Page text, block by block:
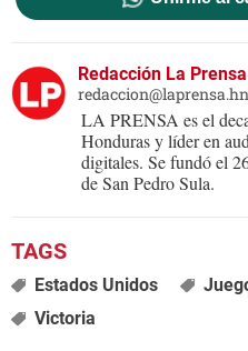
Redacción La Prensa
redaccion@laprensa.hn
LA PRENSA es el
Honduras y líder en
digitales. Se fundó el
de San Pedro Sula.
Estados Unidos
Victoria